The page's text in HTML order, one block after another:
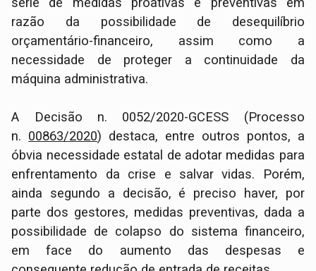
razão da possibilidade de desequilíbrio
orçamentário-financeiro, assim como a
necessidade de proteger a continuidade da
máquina administrativa.
A Decisão n. 0052/2020-GCESS (Processo
n. 00863/2020) destaca, entre outros pontos, a
óbvia necessidade estatal de adotar medidas para
enfrentamento da crise e salvar vidas. Porém,
ainda segundo a decisão, é preciso haver, por
parte dos gestores, medidas preventivas, dada a
possibilidade de colapso do sistema financeiro,
em face do aumento das despesas e